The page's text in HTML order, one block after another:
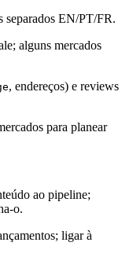
separados EN/PT/FR.
alguns mercados
, endereços) e reviews
para planear
ao pipeline;
o.
ligar à